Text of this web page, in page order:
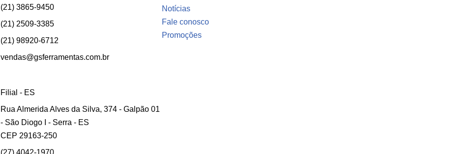
(21) 3865-9450
(21) 2509-3385
(21) 98920-6712
vendas@gsferramentas.com.br
Filial - ES
Rua Almerida Alves da Silva, 374 - Galpão 01
- São Diogo I - Serra - ES
CEP 29163-250
(27) 4042-1970
Notícias
Fale conosco
Promoções